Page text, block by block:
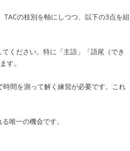
の枝別を軸にしつつ、以下の3点を組
ください。特に「主語」「語尾（でき
す。
間を測って解く練習が必要です。これ
唯一の機会です。